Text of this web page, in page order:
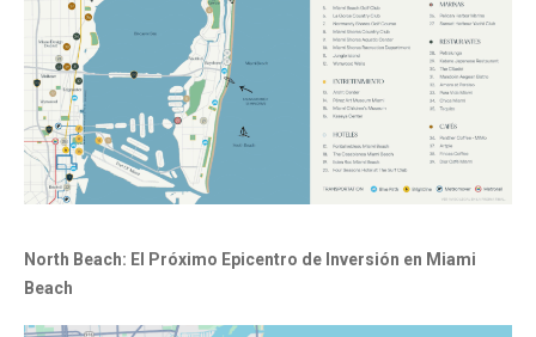
North Beach: El Próximo Epicentro de Inversión en Miami
Beach